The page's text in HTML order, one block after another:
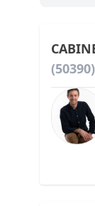
(50390)